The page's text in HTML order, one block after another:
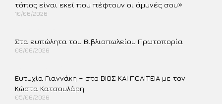
τόπος είναι εκεί που πέφτουν οι άμυνές σου»
10/06/2026
Στα ευπώλητα του Βιβλιοπωλείου Πρωτοπορία
08/06/2026
Ευτυχία Γιαννάκη – στο ΒΙΟΣ ΚΑΙ ΠΟΛΙΤΕΙΑ με τον
Κώστα Κατσουλάρη
05/06/2026